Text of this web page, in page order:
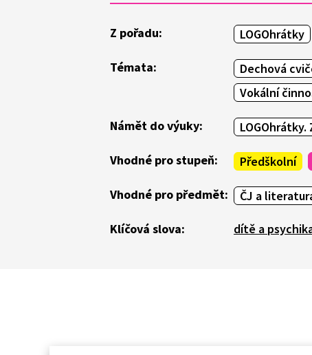
Z pořadu: LOGOhrátky
Témata: Dechová
Vokální
Námět do výuky:
Vhodné pro stupeň: Předškolní
Vhodné pro předmět: ČJ a
Klíčová slova: dítě a